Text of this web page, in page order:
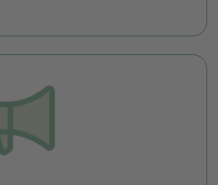
Banking